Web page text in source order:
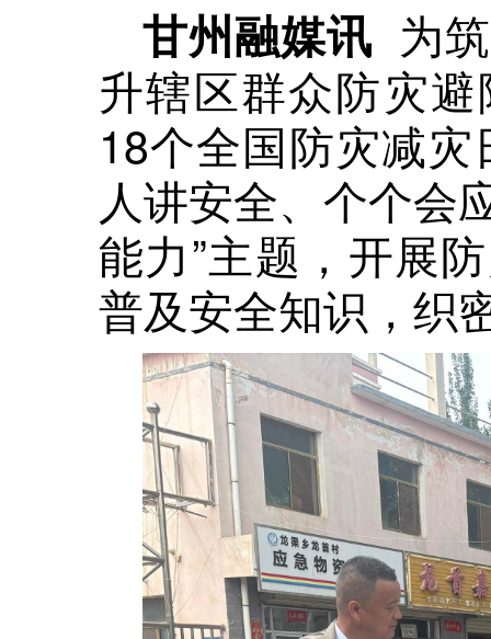
甘州融媒讯 为
升辖区群众防灾
18个全国防灾减
人讲安全、个个
能力”主题，开展
普及安全知识，织